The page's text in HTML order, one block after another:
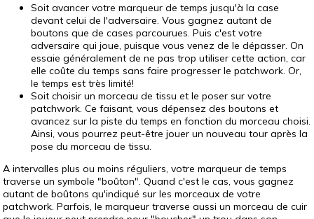
Soit avancer votre marqueur de temps jusqu'à la case
devant celui de l'adversaire. Vous gagnez autant de
boutons que de cases parcourues. Puis c'est votre
adversaire qui joue, puisque vous venez de le dépasser. On
essaie généralement de ne pas trop utiliser cette action, car
elle coûte du temps sans faire progresser le patchwork. Or,
le temps est très limité!
Soit choisir un morceau de tissu et le poser sur votre
patchwork. Ce faisant, vous dépensez des boutons et
avancez sur la piste du temps en fonction du morceau choisi.
Ainsi, vous pourrez peut-être jouer un nouveau tour après la
pose du morceau de tissu.
A intervalles plus ou moins réguliers, votre marqueur de temps
traverse un symbole "boûton". Quand c'est le cas, vous gagnez
autant de boûtons qu'indiqué sur les morceaux de votre
patchwork. Parfois, le marqueur traverse aussi un morceau de cuir